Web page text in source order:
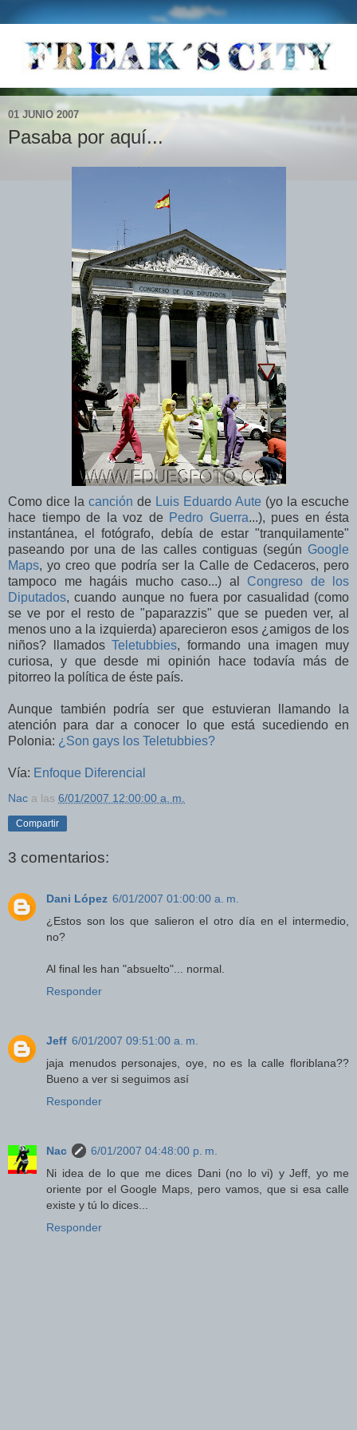
01 JUNIO 2007
Pasaba por aquí...
Como dice la canción de Luis Eduardo Aute (yo la escuche
hace tiempo de la voz de Pedro Guerra...), pues en ésta
instantánea, el fotógrafo, debía de estar "tranquilamente"
paseando por una de las calles contiguas (según Google
Maps, yo creo que podría ser la Calle de Cedaceros, pero
tampoco me hagáis mucho caso...) al Congreso de los
Diputados, cuando aunque no fuera por casualidad (como
se ve por el resto de "paparazzis" que se pueden ver, al
menos uno a la izquierda) aparecieron esos ¿amigos de los
niños? llamadosTeletubbies, formando una imagen muy
curiosa, y que desde mi opinión hace todavía más de
pitorreo la política de éste país.
Aunque también podría ser que estuvieran llamando la
atención para dar a conocer lo que está sucediendo en
Polonia: ¿Son gays los Teletubbies?
Vía: Enfoque Diferencial
Nac a las 6/01/2007 12:00:00 a. m.
Compartir
3 comentarios:
Dani López 6/01/2007 01:00:00 a. m.
¿Estos son los que salieron el otro día en el intermedio,
no?
Al final les han "absuelto"... normal.
Responder
Jeff 6/01/2007 09:51:00 a. m.
jaja menudos personajes, oye, no es la calle floriblana??
Bueno a ver si seguimos así
Responder
Nac
6/01/2007 04:48:00 p. m.
Ni idea de lo que me dices Dani (no lo vi) y Jeff, yo me
oriente por el Google Maps, pero vamos, que si esa calle
existe y tú lo dices...
Responder